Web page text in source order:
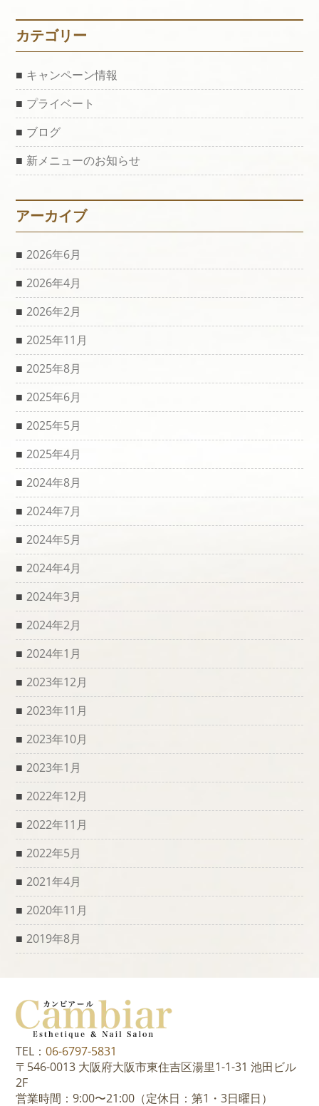
カテゴリー
キャンペーン情報
プライベート
ブログ
新メニューのお知らせ
アーカイブ
2026年6月
2026年4月
2026年2月
2025年11月
2025年8月
2025年6月
2025年5月
2025年4月
2024年8月
2024年7月
2024年5月
2024年4月
2024年3月
2024年2月
2024年1月
2023年12月
2023年11月
2023年10月
2023年1月
2022年12月
2022年11月
2022年5月
2021年4月
2020年11月
2019年8月
TEL：06-6797-5831
〒546-0013 大阪府大阪市東住吉区湯里1-1-31 池田ビル
2F
営業時間：9:00〜21:00（定休日：第1・3日曜日）